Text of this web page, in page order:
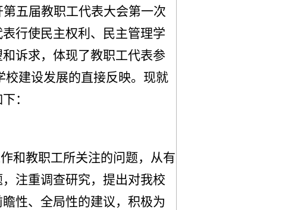
第五届教职工代表大会第一次
行使民主权利、民主管理学
诉求， 体现了教职工代表参
校建设发展的直接反映。现就
：
和教职工所关注的问题，从有
注重调查研究， 提出对我校
性、全局性的建议，积极为